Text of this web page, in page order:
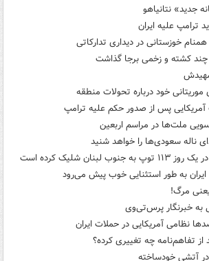
جدید» نتانیاهو
ترامپ علیه ایران
خوزستانی در دیداری تدارکاتی
کشته و زخمی برجا گذاشت
خود درباره تحولات منطقه
پس از صدور حکم علیه ترامپ
ملت‌ها در مراسم اربعین
ناله سعودی‌ها را خواهد شنید
شلیک کرده است
ایران به طور استثنایی خوب پیش می‌رود
یعنی مرگ!
به خبرنگار پرس‌تی‌وی
نظامی آمریکایی در حملات ایران
تفاهم‌نامه چه تغییری کرده؟
آتشی خودساخته